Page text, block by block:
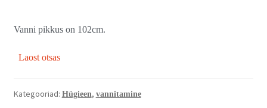
Vanni pikkus on 102cm.
Laost otsas
Kategooriad: Hügieen, vannitamine